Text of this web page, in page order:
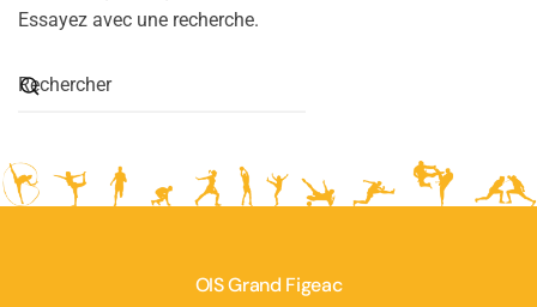
Essayez avec une recherche.
OIS Grand Figeac